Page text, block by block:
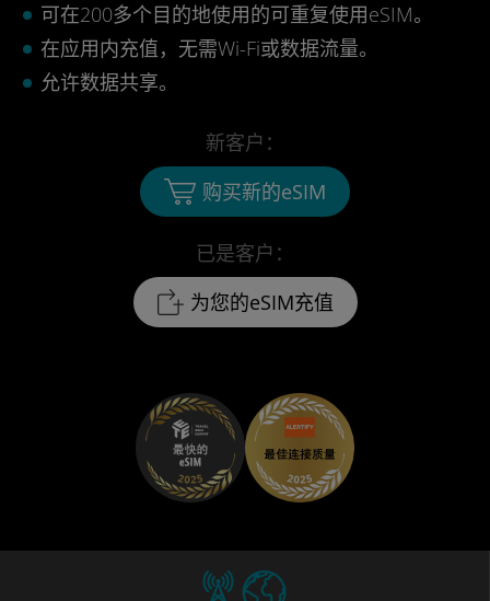
可在200多个目的地使用的可重复使用eSIM。
在应用内充值，无需Wi-Fi或数据流量。
允许数据共享。
已是客户：
为您的eSIM充值
新客户：
购买新的eSIM